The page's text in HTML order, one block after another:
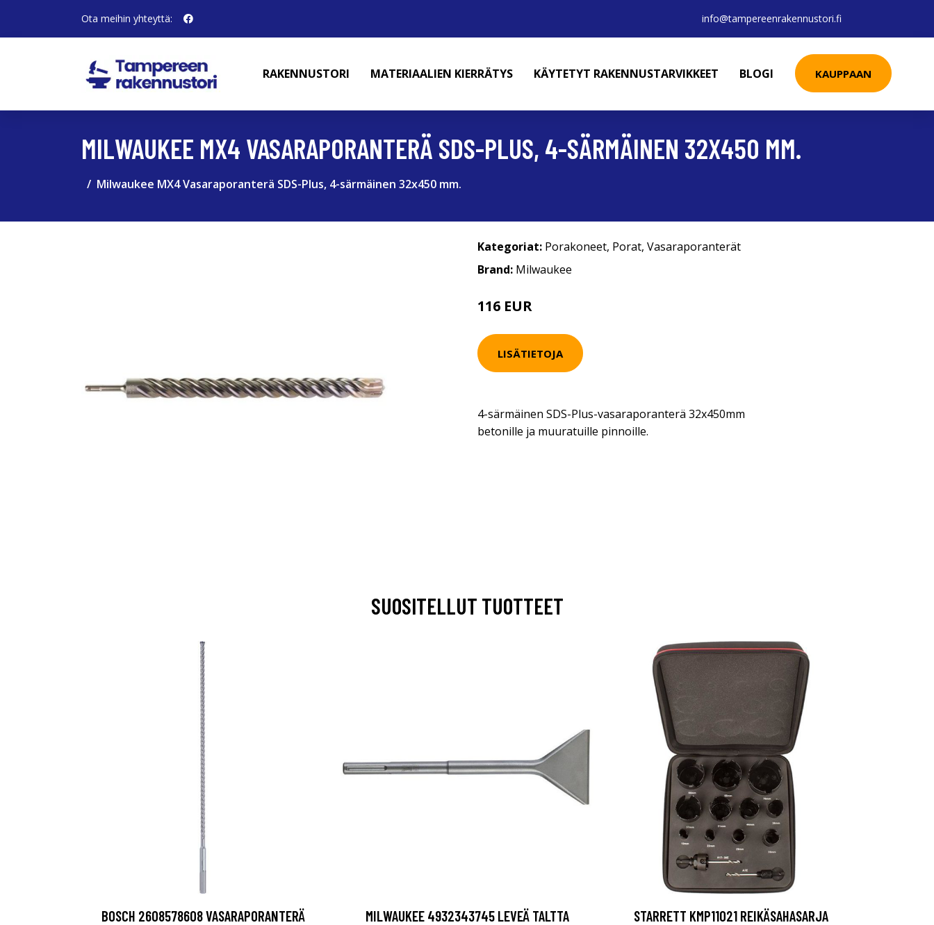
Ota meihin yhteyttä: info@tampereenrakennustori.fi
RAKENNUSTORI MATERIAALIEN KIERRÄTYS KÄYTETYT RAKENNUSTARVIKKEET BLOGI KAUPPAAN
MILWAUKEE MX4 VASARAPORANTERÄ SDS-PLUS, 4-SÄRMÄINEN 32X450 MM.
Milwaukee MX4 Vasaraporanterä SDS-Plus, 4-särmäinen 32x450 mm.
Kategoriat: Porakoneet, Porat, Vasaraporanterät
Brand: Milwaukee
116 EUR
LISÄTIETOJA
4-särmäinen SDS-Plus-vasaraporanterä 32x450mm
betonille ja muuratuille pinnoille.
SUOSITELLUT TUOTTEET
BOSCH 2608578608 VASARAPORANTERÄ
MILWAUKEE 4932343745 LEVEÄ TALTTA
STARRETT KMP11021 REIKÄSAHASARJA